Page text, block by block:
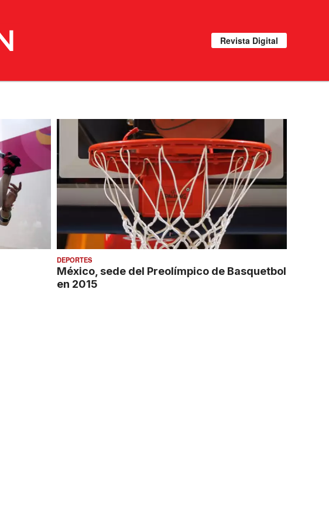
Revista Digital
DEPORTES
México, sede del Preolímpico de Basquetbol
en 2015